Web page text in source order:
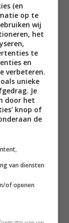
(en
op te
wij
het
te
en
verbeteren.
unieke
Je
door het
knop of
de
van diensten
of openen